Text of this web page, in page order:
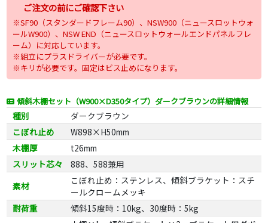
ご注文の前にご確認下さい
※SF90（スタンダードフレーム90）、NSW900（ニュースロットウォ
ールW900）、NSW END（ニュースロットウォールエンドパネルフレ
ーム）に対応しています。
※組立にプラスドライバーが必要です。
※キリが必要です。固定はビス止めになります。
傾斜木棚セット（W900×D350タイプ）ダークブラウンの詳細情報
種別
ダークブラウン
こぼれ止め
W898×H50mm
木棚厚
t26mm
スリット芯々
888、588兼用
素材
こぼれ止め：ステンレス、傾斜ブラケット：スチ
ールクロームメッキ
耐荷重
傾斜15度時：10kg、30度時：5kg